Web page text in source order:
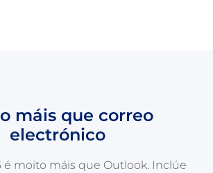
máis que correo
electrónico
é moito máis que Outlook. Inclúe